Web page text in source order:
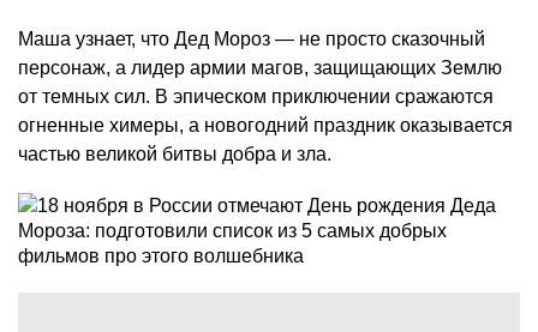
Маша узнает, что Дед Мороз — не просто сказочный
персонаж, а лидер армии магов, защищающих Землю
от темных сил. В эпическом приключении сражаются
огненные химеры, а новогодний праздник оказывается
частью великой битвы добра и зла.